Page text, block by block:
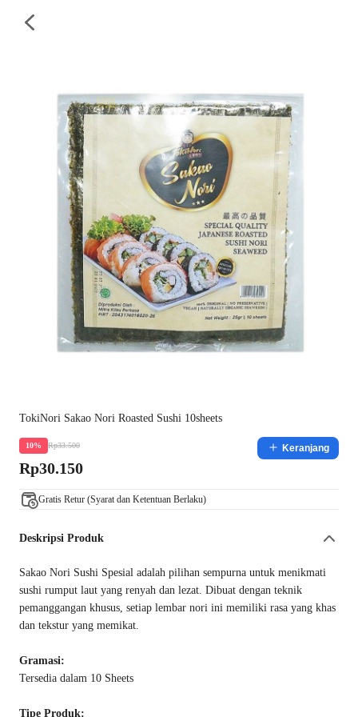
TokiNori Sakao Nori Roasted Sushi 10sheets
10% Rp33.500
Rp30.150
Keranjang
Gratis Retur (Syarat dan Ketentuan Berlaku)
Deskripsi Produk
Sakao Nori Sushi Spesial adalah pilihan sempurna untuk menikmati
sushi rumput laut yang renyah dan lezat. Dibuat dengan teknik
pemanggangan khusus, setiap lembar nori ini memiliki rasa yang khas
dan tekstur yang memikat.
Gramasi:
Tersedia dalam 10 Sheets
Tipe Produk: